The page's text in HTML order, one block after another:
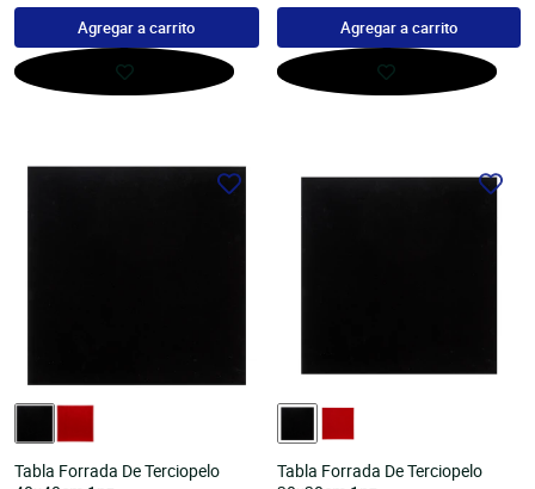
Agregar a carrito Agregar a carrito
Tabla Forrada De Terciopelo
Tabla Forrada De Terciopelo